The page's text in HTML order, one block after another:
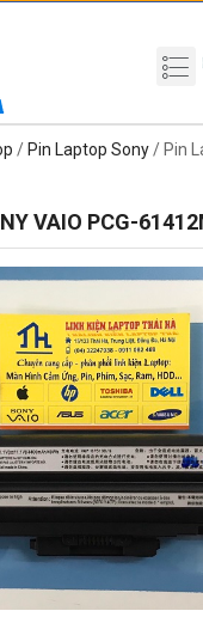
/ Pin Laptop Sony/ Pin
VAIO PCG-